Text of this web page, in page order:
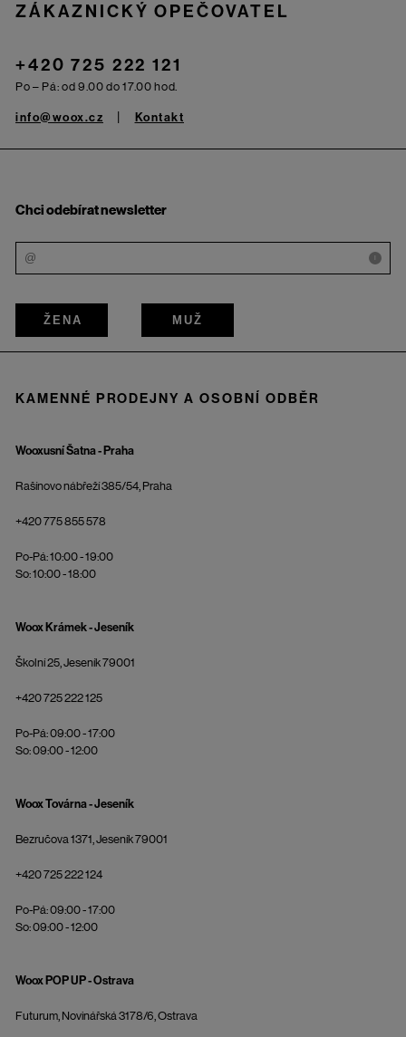
ZÁKAZNICKÝ OPEČOVATEL
+420 725 222 121
Po – Pá: od 9.00 do 17.00 hod.
info@woox.cz Kontakt
Chci odebírat newsletter
i
ŽENA MUŽ
KAMENNÉ PRODEJNY A OSOBNÍ ODBĚR
Wooxusní Šatna - Praha
Rašínovo nábřeží 385/54, Praha
+420 775 855 578
Po-Pá: 10:00 - 19:00
So: 10:00 - 18:00
Woox Krámek - Jeseník
Školní 25, Jeseník 79001
+420 725 222 125
Po-Pá: 09:00 - 17:00
So: 09:00 - 12:00
Woox Továrna - Jeseník
Bezručova 1371, Jeseník 79001
+420 725 222 124
Po-Pá: 09:00 - 17:00
So: 09:00 - 12:00
Woox POP UP - Ostrava
Futurum, Novinářská 3178/6, Ostrava